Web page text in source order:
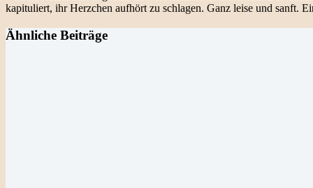
kapituliert, ihr Herzchen aufhört zu schlagen. Ganz leise und sanft.
Ähnliche Beiträge